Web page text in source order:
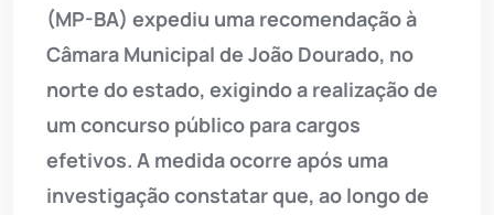
(MP-BA) expediu uma recomendação à
Câmara Municipal de João Dourado, no
norte do estado, exigindo a realização de
um concurso público para cargos
efetivos. A medida ocorre após uma
investigação constatar que, ao longo de